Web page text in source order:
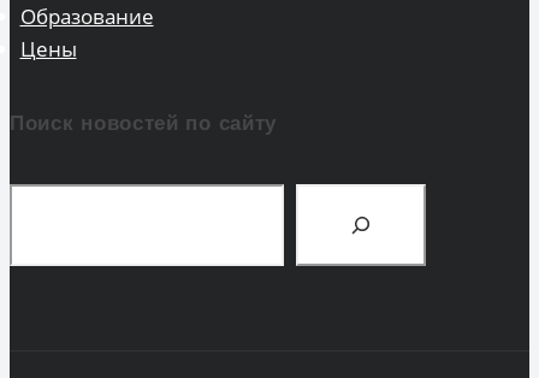
Образование
Цены
Поиск новостей по сайту